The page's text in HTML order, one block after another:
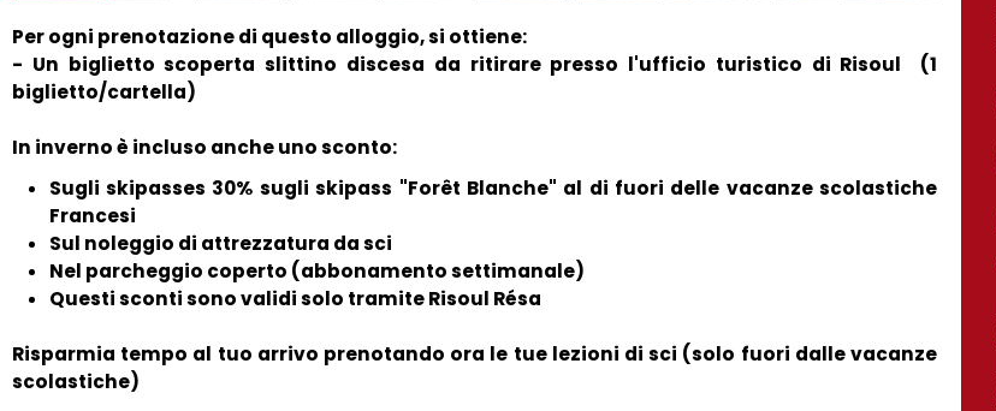
Per ogni prenotazione di questo alloggio, si ottiene:
- Un biglietto scoperta slittino discesa da ritirare presso l'ufficio turistico di Risoul
(1
biglietto/cartella)
In inverno è incluso anche uno sconto:
Sugli skipasses 30% sugli skipass "Forêt Blanche" al di fuori delle vacanze scolastiche
Francesi
Sul noleggio di attrezzatura da sci
Nel parcheggio coperto (abbonamento settimanale)
Questi sconti sono validi solo tramite Risoul Résa
Risparmia tempo al tuo arrivo prenotando ora le tue lezioni di sci (solo fuori dalle vacanze
scolastiche)